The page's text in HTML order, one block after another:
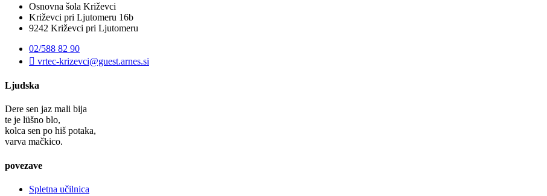
Osnovna šola Križevci
Križevci pri Ljutomeru 16b
9242 Križevci pri Ljutomeru
02/588 82 90
vrtec-krizevci@guest.arnes.si
Ljudska
Dere sen jaz mali bija
te je lüšno blo,
kolca sen po hiš potaka,
varva mačkico.
povezave
Spletna učilnica